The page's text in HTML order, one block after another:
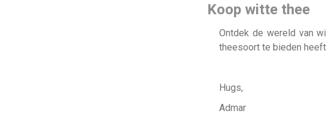
Koop witte thee
Ontdek de wereld van
theesoort te bieden
Hugs,
Admar